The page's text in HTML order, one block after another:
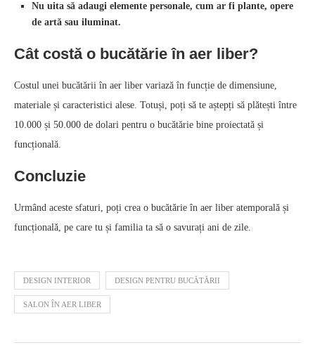
Nu uita să adaugi elemente personale, cum ar fi plante, opere
de artă sau iluminat.
Cât costă o bucătărie în aer liber?
Costul unei bucătării în aer liber variază în funcție de dimensiune,
materiale și caracteristici alese. Totuși, poți să te aștepți să plătești între
10.000 și 50.000 de dolari pentru o bucătărie bine proiectată și
funcțională.
Concluzie
Urmând aceste sfaturi, poți crea o bucătărie în aer liber atemporală și
funcțională, pe care tu și familia ta să o savurați ani de zile.
DESIGN INTERIOR DESIGN PENTRU BUCĂTĂRII
SALON ÎN AER LIBER